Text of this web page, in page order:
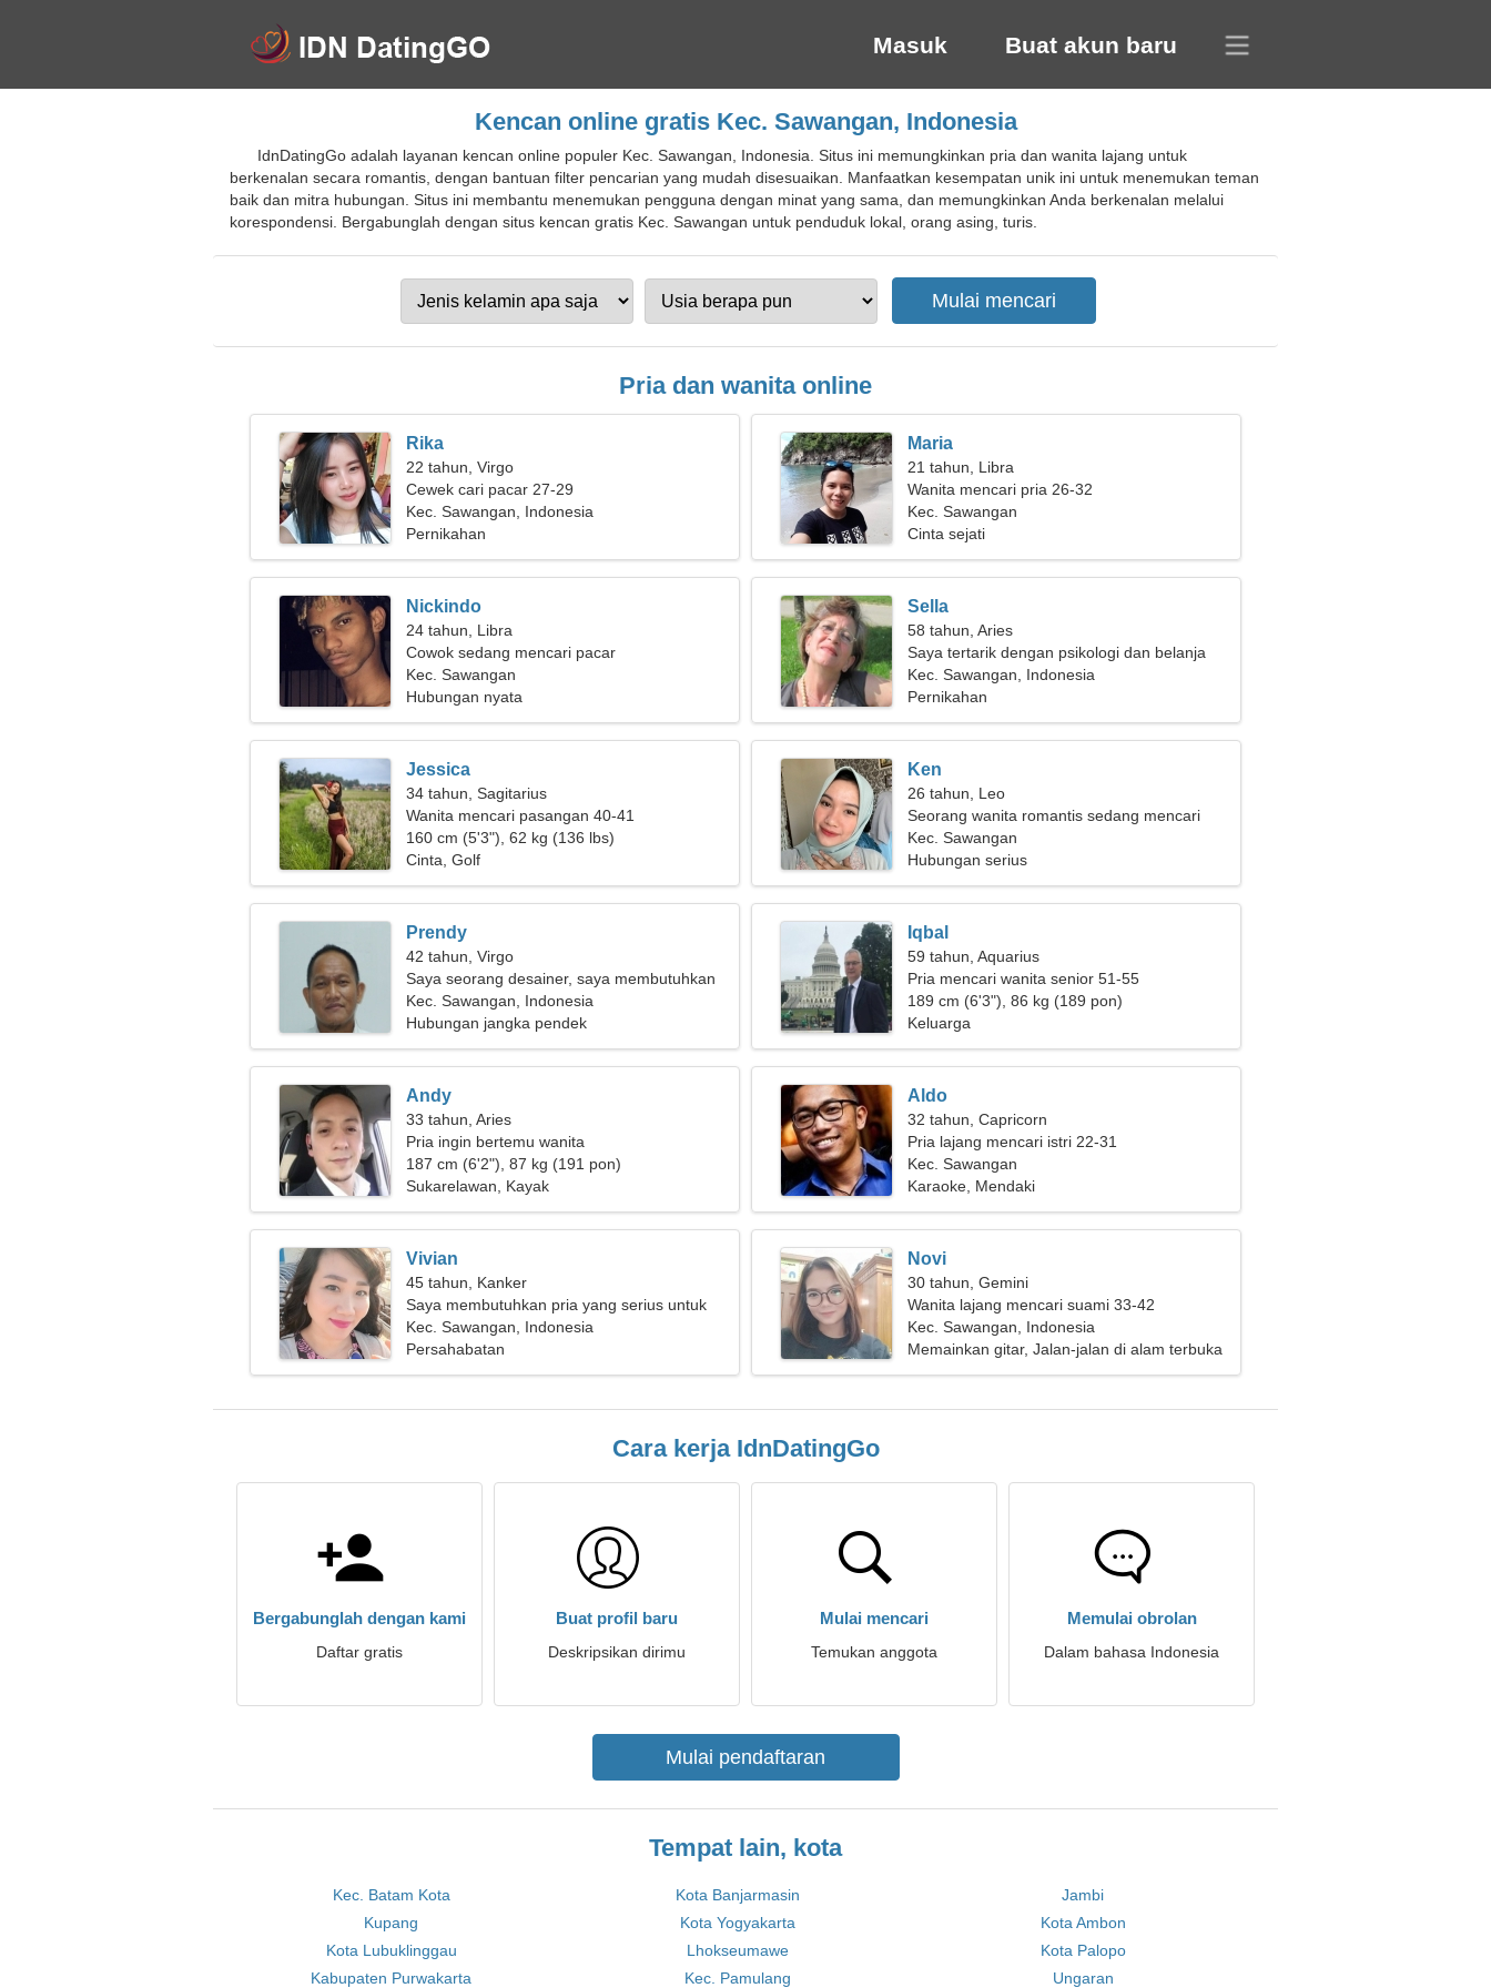
Masuk Buat akun baru
Kencan online gratis Kec. Sawangan, Indonesia
IdnDatingGo adalah layanan kencan online populer Kec. Sawangan, Indonesia. Situs ini memungkinkan pria dan wanita lajang untuk
berkenalan secara romantis, dengan bantuan filter pencarian yang mudah disesuaikan. Manfaatkan kesempatan unik ini untuk menemukan teman
baik dan mitra hubungan. Situs ini membantu menemukan pengguna dengan minat yang sama, dan memungkinkan Anda berkenalan melalui
korespondensi. Bergabunglah dengan situs kencan gratis Kec. Sawangan untuk penduduk lokal, orang asing, turis.
Pria dan wanita online
Rika
22 tahun, Virgo
Cewek cari pacar 27-29
Kec. Sawangan, Indonesia
Pernikahan
Maria
21 tahun, Libra
Wanita mencari pria 26-32
Kec. Sawangan
Cinta sejati
Nickindo
24 tahun, Libra
Cowok sedang mencari pacar
Kec. Sawangan
Hubungan nyata
Sella
58 tahun, Aries
Saya tertarik dengan psikologi dan belanja
Kec. Sawangan, Indonesia
Pernikahan
Jessica
34 tahun, Sagitarius
Wanita mencari pasangan 40-41
160 cm (5'3"), 62 kg (136 lbs)
Cinta, Golf
Ken
26 tahun, Leo
Seorang wanita romantis sedang mencari
seorang pria
Kec. Sawangan
Hubungan serius
Prendy
42 tahun, Virgo
Saya seorang desainer, saya membutuhkan
seorang wanita yang fantastis
Kec. Sawangan, Indonesia
Hubungan jangka pendek
Iqbal
59 tahun, Aquarius
Pria mencari wanita senior 51-55
189 cm (6'3"), 86 kg (189 pon)
Keluarga
Andy
33 tahun, Aries
Pria ingin bertemu wanita
187 cm (6'2"), 87 kg (191 pon)
Sukarelawan, Kayak
Aldo
32 tahun, Capricorn
Pria lajang mencari istri 22-31
Kec. Sawangan
Karaoke, Mendaki
Vivian
45 tahun, Kanker
Saya membutuhkan pria yang serius untuk
bepergian
Kec. Sawangan, Indonesia
Persahabatan
Novi
30 tahun, Gemini
Wanita lajang mencari suami 33-42
Kec. Sawangan, Indonesia
Memainkan gitar, Jalan-jalan di alam terbuka
Cara kerja IdnDatingGo
Bergabunglah dengan kami
Daftar gratis
Buat profil baru
Deskripsikan dirimu
Mulai mencari
Temukan anggota
Memulai obrolan
Dalam bahasa Indonesia
Mulai pendaftaran
Tempat lain, kota
Kec. Batam Kota Kota Banjarmasin
Jambi
Kupang
Kota Yogyakarta
Kota Ambon
Kota Lubuklinggau
Lhokseumawe
Kota Palopo
Kabupaten Purwakarta
Kec. Pamulang Ungaran